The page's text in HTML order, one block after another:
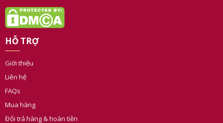
028 39 123 678
0929 123 678
347/15/6 Huỳnh Văn Bánh, P.11, Q.Phú Nhuận,TP. HCM
HỖ TRỢ
Giới thiệu
Liên hệ
FAQs